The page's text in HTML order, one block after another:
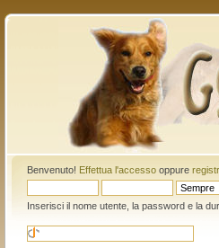
Benvenuto! Effettua l'accessooppure
Inserisci il nome utente, la password e la